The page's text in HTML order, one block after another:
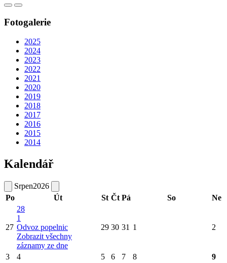
Fotogalerie
2025
2024
2023
2022
2021
2020
2019
2018
2017
2016
2015
2014
Kalendář
Srpen2026
Po
Út St Čt Pá So Ne
27
28
1
Odvoz popelnic
Zobrazit všechny
záznamy ze dne
29 30 31 1 2
3 4 5 6 7 8 9